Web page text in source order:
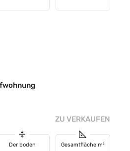
ZU VERKAUFEN
Der boden Gesamtfläche m²